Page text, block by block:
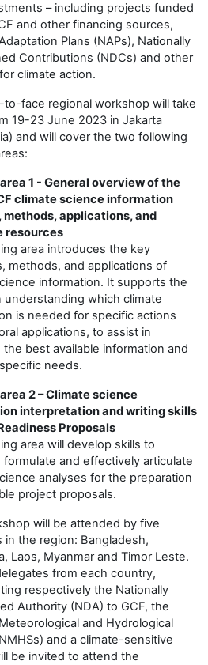
– including projects funded
and other financing sources,
Plans (NAPs), Nationally
Contributions (NDCs) and other
climate action.
to-face regional workshop will take
19-23 June 2023 in Jakarta
and will cover the two following
1 - General overview of the
climate science information
applications, and
resources
area introduces the key
methods, and applications of
information. It supports the
understanding which climate
is needed for specific actions
applications, to assist in
the best available information and
needs.
2 – Climate science
interpretation and writing skills
Proposals
area will develop skills to
formulate and effectively articulate
analyses for the preparation
project proposals.
will be attended by five
in the region: Bangladesh,
Laos, Myanmar and Timor Leste.
from each country,
respectively the Nationally
Authority (NDA) to GCF, the
and Hydrological
and a climate-sensitive
be invited to attend the